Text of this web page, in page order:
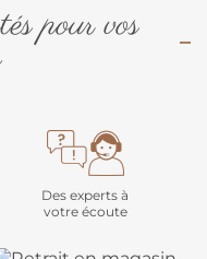
pour vos
Des experts à
votre écoute